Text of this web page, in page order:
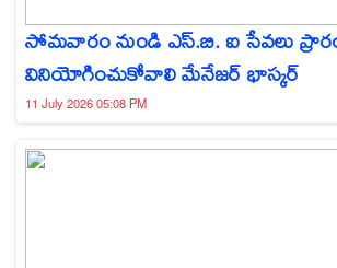
సోమవారం నుండి ఎస్.బి. ఐ సేవలు
వినియోగించుకోవాలి మేనేజర్ భాస్కర్
11 July 2026 05:08 PM